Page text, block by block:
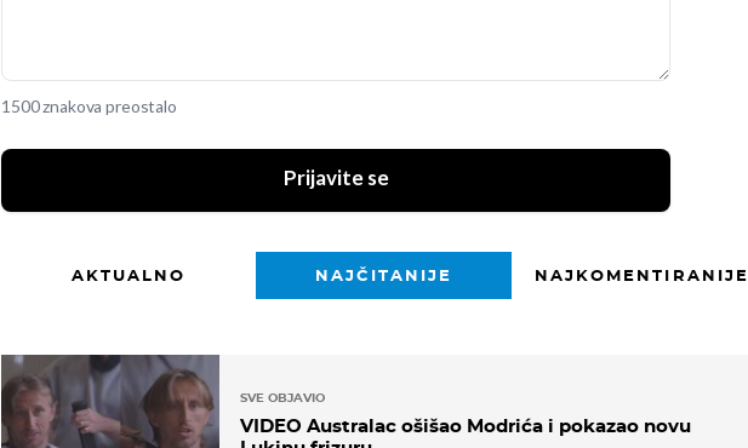
1500 znakova preostalo
Prijavite se
AKTUALNO NAJČITANIJE NAJKOMENTIRANIJE
SVE OBJAVIO
VIDEO Australac ošišao Modrića i pokazao novu